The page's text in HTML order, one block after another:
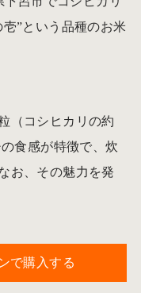
”という品種のお米
（コシヒカリの約
食感が特徴で、炊
お、その魅力を発
で購入する